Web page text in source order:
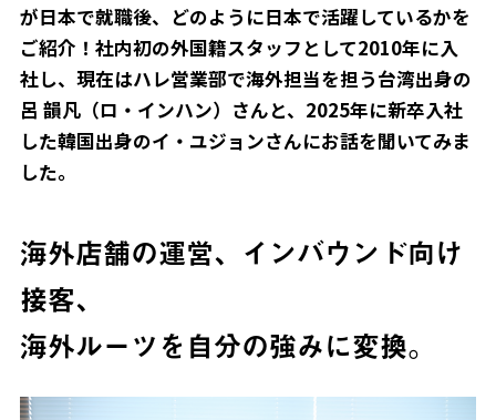
が日本で就職後、どのように日本で活躍しているかを
ご紹介！社内初の外国籍スタッフとして2010年に入
社し、現在はハレ営業部で海外担当を担う台湾出身の
呂 韻凡（ロ・インハン）さんと、2025年に新卒入社
した韓国出身のイ・ユジョンさんにお話を聞いてみま
した。
海外店舗の運営、インバウンド向け
接客、
海外ルーツを自分の強みに変換。